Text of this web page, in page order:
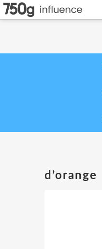
d’orange